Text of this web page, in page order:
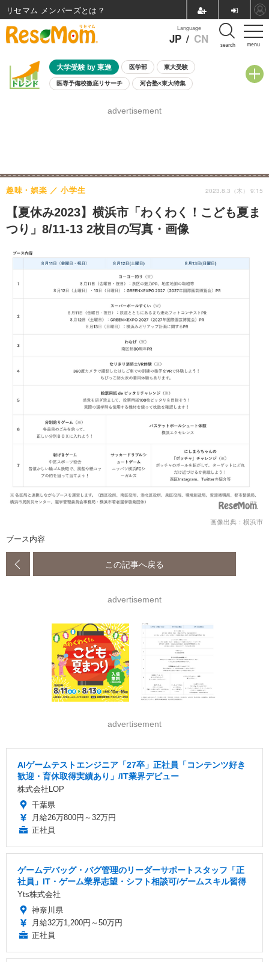
menu
Language
JP / CN search
大学受験 by 東進 医学部 東大受験
医専予備校徹底リサーチ 河合塾×東大特集
8月開催学校説明会・相談会
advertisement
【夏休み2023】横浜市「わくわく！こども夏ま
つり」8/11-13 2枚目の写真・画像
趣味・娯楽 小学生 2023.8.3（木） 9:15
画像出典：横浜市
ブース内容
この記事へ戻る
advertisement
advertisement
AIゲームテストエンジニア「27卒」正社員「コンテンツ好き
歓迎・育休取得実績あり」/IT業界デビュー
株式会社LOP
千葉県
月給26万800円～32万円
正社員
ゲームデバッグ・バグ管理のリーダーサポートスタッフ「正
社員」IT・ゲーム業界志望・シフト相談可/ゲームスキル習得
Yts株式会社
神奈川県
月給32万1,200円～50万円
正社員
リセマム メンバーズ